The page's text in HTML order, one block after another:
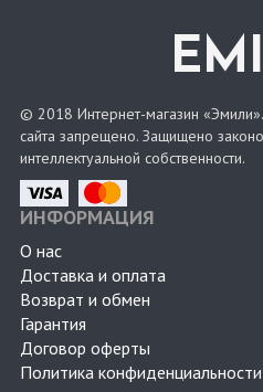
© 2018 Интернет-магазин
сайта запрещено. Защищено
интеллектуальной собственности.
ИНФОРМАЦИЯ
О нас
Доставка и оплата
Возврат и обмен
Гарантия
Договор оферты
Политика конфиденциальности